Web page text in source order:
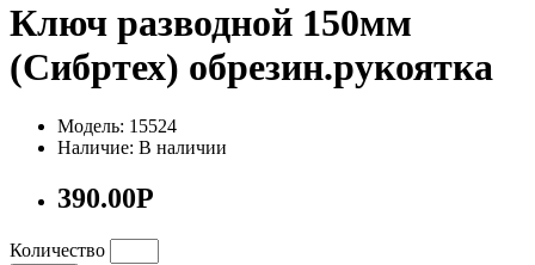
Ключ разводной 150мм
(Сибртех) обрезин.рукоятка
Модель: 15524
Наличие: В наличии
390.00Р
Количество